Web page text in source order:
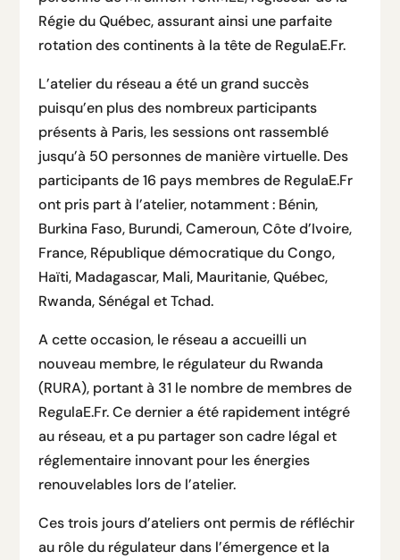
Régie du Québec, assurant ainsi une parfaite
rotation des continents à la tête de RegulaE.Fr.
L’atelier du réseau a été un grand succès
puisqu’en plus des nombreux participants
présents à Paris, les sessions ont rassemblé
jusqu’à 50 personnes de manière virtuelle. Des
participants de 16 pays membres de RegulaE.Fr
ont pris part à l’atelier, notamment : Bénin,
Burkina Faso, Burundi, Cameroun, Côte d’Ivoire,
France, République démocratique du Congo,
Haïti, Madagascar, Mali, Mauritanie, Québec,
Rwanda, Sénégal et Tchad.
A cette occasion, le réseau a accueilli un
nouveau membre, le régulateur du Rwanda
(RURA), portant à 31 le nombre de membres de
RegulaE.Fr. Ce dernier a été rapidement intégré
au réseau, et a pu partager son cadre légal et
réglementaire innovant pour les énergies
renouvelables lors de l’atelier.
Ces trois jours d’ateliers ont permis de réfléchir
au rôle du régulateur dans l’émergence et la